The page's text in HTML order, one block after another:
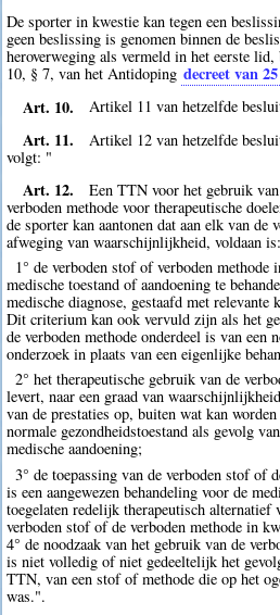
De sporter in kwestie kan tegen een
geen beslissing is genomen binnen de
heroverweging als vermeld in het eerste
10, § 7, van het Antidoping decreet van
Art. 10. Artikel 11 van hetzelfde
Art. 11.
Artikel 12 van hetzelfde
volgt: "
Art. 12.
Een TTN voor het gebruik
verboden methode voor therapeutische
de sporter kan aantonen dat aan elk van de
afweging van waarschijnlijkheid, voldaan is:
1° de verboden stof of verboden
medische toestand of aandoening te
medische diagnose, gestaafd met
Dit criterium kan ook vervuld zijn als het
de verboden methode onderdeel is van een
onderzoek in plaats van een eigenlijke
2° het therapeutische gebruik van de
levert, naar een graad van
van de prestaties op, buiten wat kan
normale gezondheidstoestand als gevolg
medische aandoening;
3° de toepassing van de verboden stof of
is een aangewezen behandeling voor de
toegelaten redelijk therapeutisch alternatief
verboden stof of de verboden methode in
4° de noodzaak van het gebruik van de
is niet volledig of niet gedeeltelijk het
TTN, van een stof of methode die op het
was.".